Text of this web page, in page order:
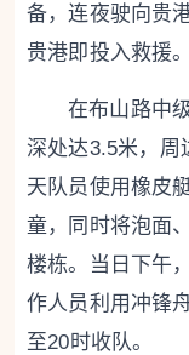
备，连夜驶向贵
贵港即投入救援。
在布山路中
深处达3.5米，周
天队员使用橡皮
童，同时将泡面
楼栋。当日下午
作人员利用冲锋
至20时收队。